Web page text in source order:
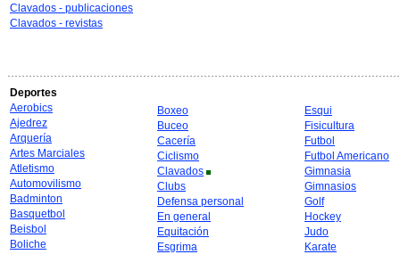
Clavados - publicaciones
Clavados - revistas
Deportes
Aerobics
Ajedrez
Arquería
Artes Marciales
Atletismo
Automovilismo
Badminton
Basquetbol
Beisbol
Boliche
Boxeo
Buceo
Cacería
Ciclismo
Clavados
Clubs
Defensa personal
En general
Equitación
Esgrima
Esqui
Fisicultura
Futbol
Futbol Americano
Gimnasia
Gimnasios
Golf
Hockey
Judo
Karate